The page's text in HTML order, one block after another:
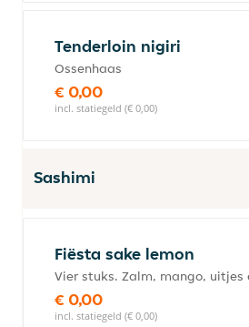
Tenderloin nigiri
Ossenhaas
€ 0,00
incl. statiegeld (€ 0,00)
Sashimi
Fiësta sake lemon
Vier stuks. Zalm, mango, uitjes
€ 0,00
incl. statiegeld (€ 0,00)